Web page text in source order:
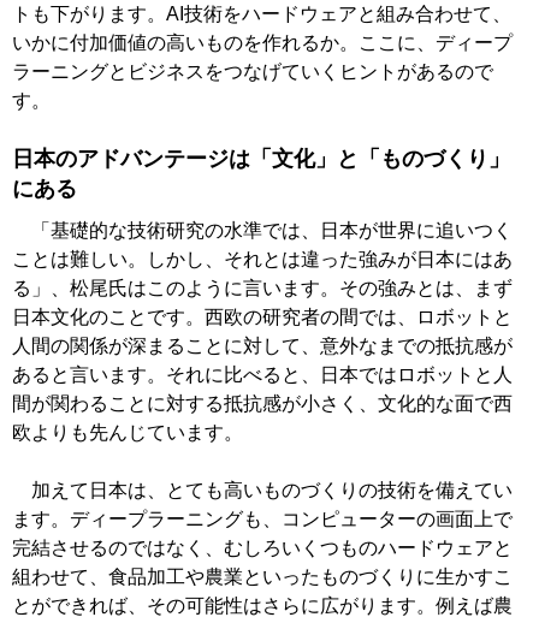
トも下がります。AI技術をハードウェアと組み合わせて、
いかに付加価値の高いものを作れるか。ここに、ディープ
ラーニングとビジネスをつなげていくヒントがあるので
す。
日本のアドバンテージは「文化」と「ものづくり」
にある
「基礎的な技術研究の水準では、日本が世界に追いつく
ことは難しい。しかし、それとは違った強みが日本にはあ
る」、松尾氏はこのように言います。その強みとは、まず
日本文化のことです。西欧の研究者の間では、ロボットと
人間の関係が深まることに対して、意外なまでの抵抗感が
あると言います。それに比べると、日本ではロボットと人
間が関わることに対する抵抗感が小さく、文化的な面で西
欧よりも先んじています。
加えて日本は、とても高いものづくりの技術を備えてい
ます。ディープラーニングも、コンピューターの画面上で
完結させるのではなく、むしろいくつものハードウェアと
組わせて、食品加工や農業といったものづくりに生かすこ
とができれば、その可能性はさらに広がります。例えば農